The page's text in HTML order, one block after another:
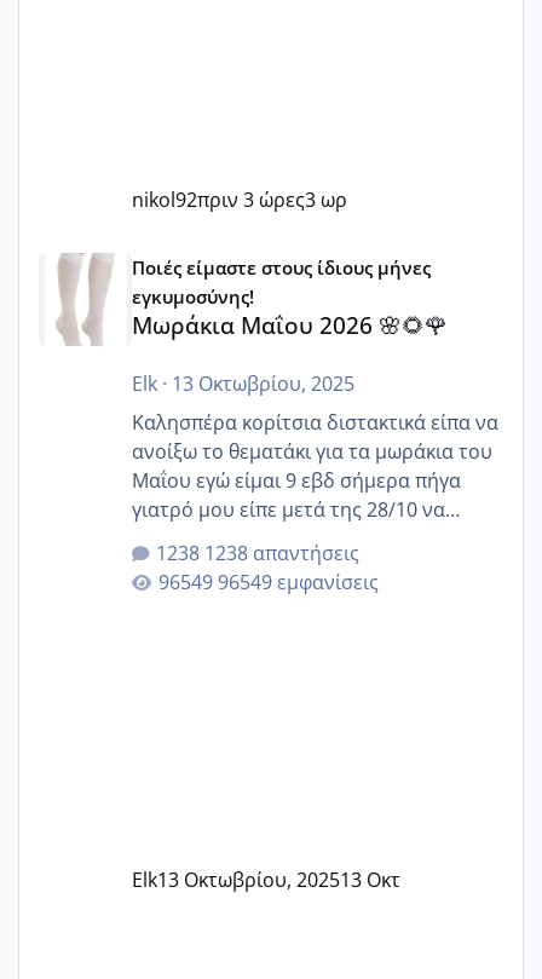
nikol92πριν 3 ώρες3 ωρ
Μωράκια Μαΐου 2026 🌸🌻🌹
Ποιές είμαστε στους ίδιους μήνες
εγκυμοσύνης!
Μωράκια Μαΐου 2026 🌸🌻🌹
Elk· 13 Οκτωβρίου, 2025
Καλησπέρα κορίτσια διστακτικά είπα να
ανοίξω το θεματάκι για τα μωράκια του
Μαΐου εγώ είμαι 9 εβδ σήμερα πήγα
γιατρό μου είπε μετά της 28/10 να
κλείσω ραντεβού για την αυχενική είναι
καμιά άλλη κοπέλα να γεννάει Μάιο ;;
1238 απαντήσεις
96549 εμφανίσεις
Elk13 Οκτωβρίου, 202513 Οκτ